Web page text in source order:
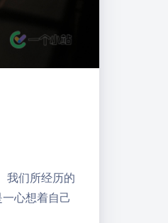
我们所经历的
心想着自己